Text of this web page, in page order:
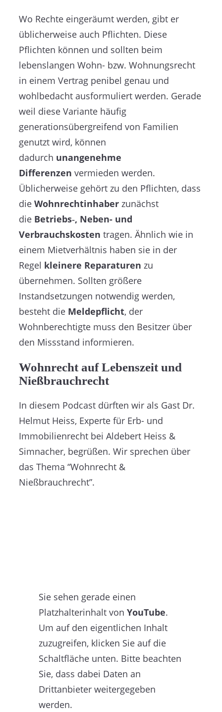
Wo Rechte eingeräumt werden, gibt er
üblicherweise auch Pflichten. Diese
Pflichten können und sollten beim
lebenslangen Wohn- bzw. Wohnungsrecht
in einem Vertrag penibel genau und
wohlbedacht ausformuliert werden. Gerade
weil diese Variante häufig
generationsübergreifend von Familien
genutzt wird, können
dadurch unangenehme
Differenzen vermieden werden.
Üblicherweise gehört zu den Pflichten, dass
die Wohnrechtinhaber zunächst
die Betriebs‑, Neben- und
Verbrauchskosten tragen. Ähnlich wie in
einem Mietverhältnis haben sie in der
Regel kleinere Reparaturen zu
übernehmen. Sollten größere
Instandsetzungen notwendig werden,
besteht die Meldepflicht, der
Wohnberechtigte muss den Besitzer über
den Missstand informieren.
Wohnrecht auf Lebenszeit und
Nießbrauchrecht
In diesem Podcast dürften wir als Gast Dr.
Helmut Heiss, Experte für Erb- und
Immobilienrecht bei Aldebert Heiss &
Simnacher, begrüßen. Wir sprechen über
das Thema “Wohnrecht &
Nießbrauchrecht”.
Sie sehen gerade einen
Platzhalterinhalt von YouTube.
Um auf den eigentlichen Inhalt
zuzugreifen, klicken Sie auf die
Schaltfläche unten. Bitte beachten
Sie, dass dabei Daten an
Drittanbieter weitergegeben
werden.